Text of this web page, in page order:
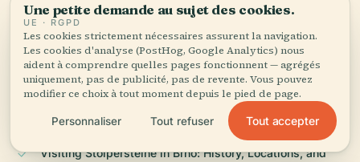
StolpersteineCZ Official Website, 2025
Visiting Stolpersteine in Brno: History, Significance, and
Visitor Information, 2025 [source text]
Visiting Stolpersteine in Brno: History, Locations, and
Une petite demande au sujet des cookies.
UE · RGPD
Les cookies strictement nécessaires assurent la navigation.
Les cookies d'analyse (PostHog, Google Analytics) nous
aident à comprendre quelles pages fonctionnent — agrégés
uniquement, pas de publicité, pas de revente. Vous pouvez
modifier ce choix à tout moment depuis le pied de page.
Personnaliser Tout refuser Tout accepter